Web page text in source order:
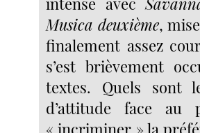
Musica deuxième,
finalement assez
s’est brièvement
textes. Quels sont
d’attitude face au
« incriminer » la